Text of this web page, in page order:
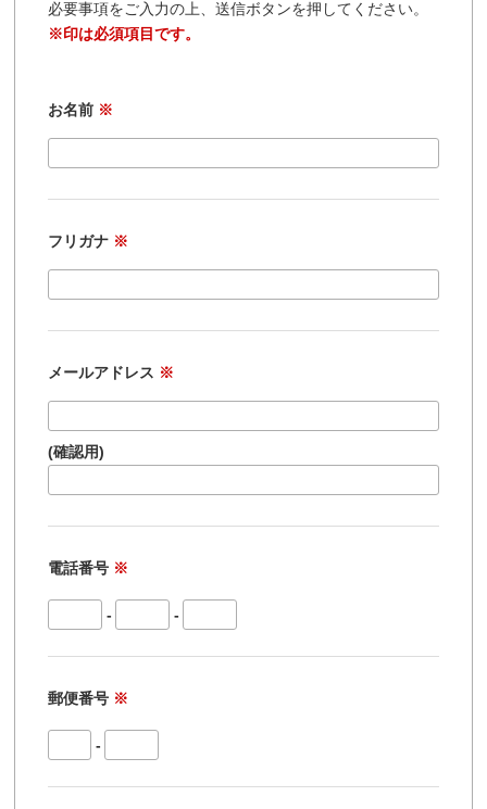
必要事項をご入力の上、送信ボタンを押してください。
※印は必須項目です。
お名前 ※
フリガナ ※
メールアドレス ※
(確認用)
電話番号 ※
- -
郵便番号 ※
-